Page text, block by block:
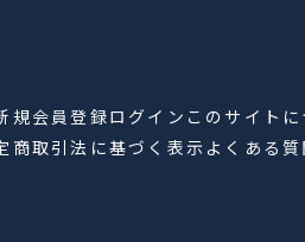
規会員登録ログイン このサイトに
商取引法に基づく表示よくある質